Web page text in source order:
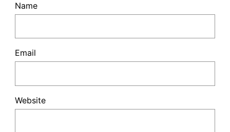
Name
Email
Website